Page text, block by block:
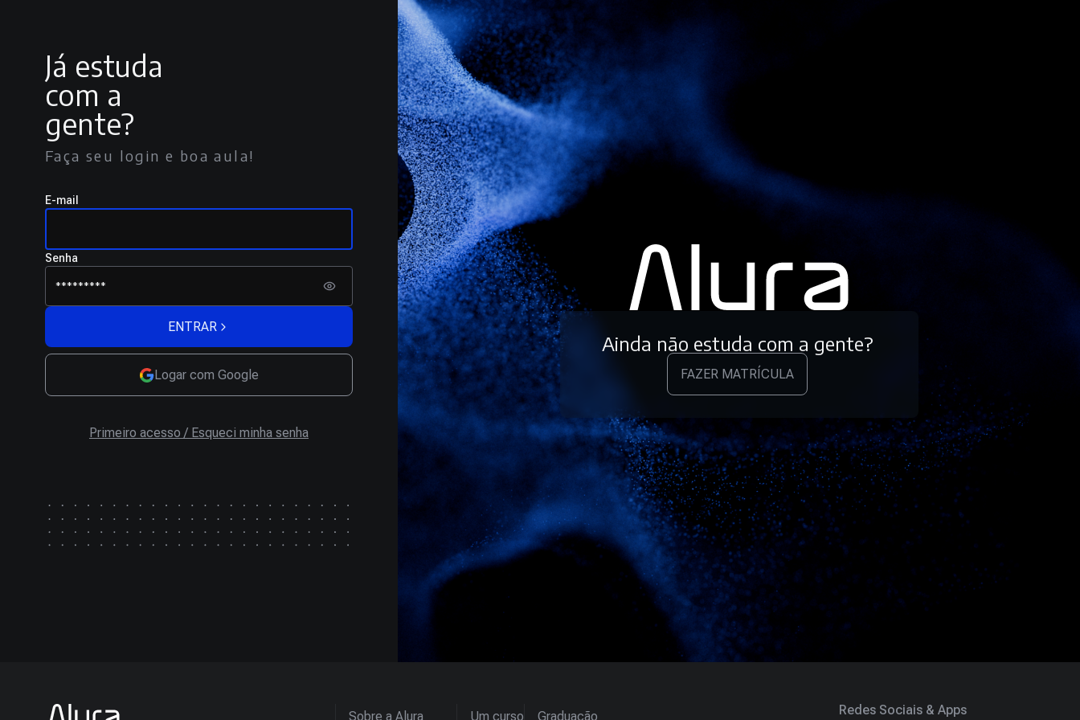
Já estuda
com a
gente?
Faça seu login e boa aula!
E-mail
Senha
ENTRAR
Logar com Google
Primeiro acesso / Esqueci minha senha
Ainda não estuda com a gente?
FAZER MATRÍCULA
Sobre a Alura Um curso Graduação Redes Sociais & Apps